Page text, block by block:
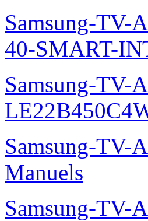
Samsung-TV-
40-SMART-
Samsung-TV-
Samsung-TV-
Manuels
Samsung-TV-